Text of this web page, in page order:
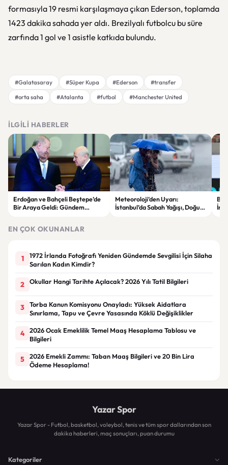
formasıyla 19 resmi karşılaşmaya çıkan Ederson, toplamda
1423 dakika sahada yer aldı. Brezilyalı futbolcu bu süre
zarfında 1 gol ve 1 asistle katkıda bulundu.
#Galatasaray #Süper Kupa #Ederson
#transfer
#orta saha
#Atalanta #futbol #Manchester United
İLGILI HABERLER
Erdoğan ve Bahçeli Beştepe’de
Bir Araya Geldi: Gündem
Meteoroloji’den Uyarı:
İstanbul’da Sabah Yağışı, Doğu
EN ÇOK OKUNANLAR
1
1972 İrlanda Fotoğrafı Yeniden Gündemde Sevgilisi İçin Silaha
Sarılan Kadın Kimdir?
2 Okullar Hangi Tarihte Açılacak? 2026 Yılı Tatil Bilgileri
3
Torba Kanun Komisyonu Onayladı: Yüksek Aidatlara
Sınırlama, Tapu ve Çevre Yasasında Köklü Değişiklikler
4
2026 Ocak Emeklilik Temel Maaş Hesaplama Tablosu ve
Bilgileri
5
2026 Emekli Zammı: Taban Maaş Bilgileri ve 20 Bin Lira
Ödeme Hesaplama!
Yazar Spor
Yazar Spor - Futbol, basketbol, voleybol, tenis ve tüm spor dallarından son
dakika haberleri, maç sonuçları, puan durumu
Kategoriler